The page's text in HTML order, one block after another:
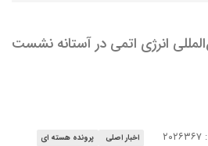
انرژی اتمی در آستانه نشست
اخبار اصلی پرونده هسته ای